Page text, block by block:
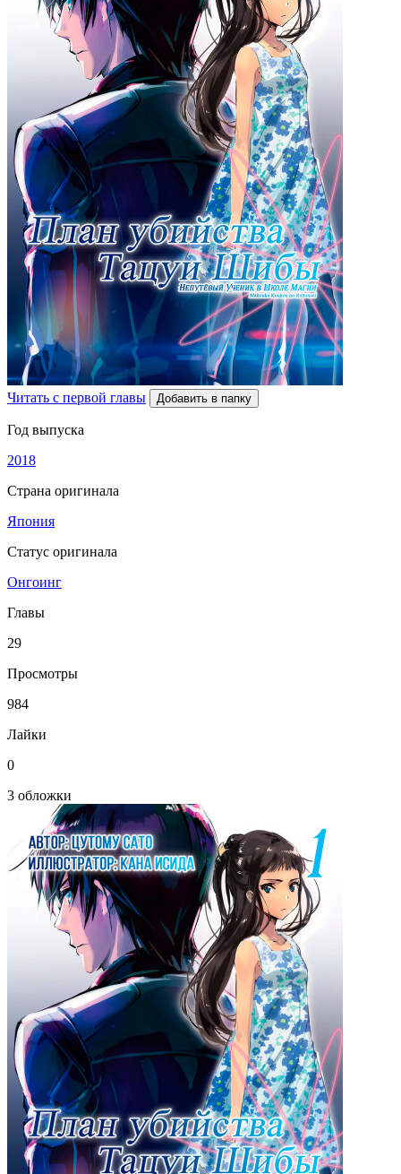
Читать с первой главы Добавить в папку
Год выпуска
2018
Страна оригинала
Япония
Статус оригинала
Онгоинг
Главы
29
Просмотры
984
Лайки
0
3 обложки